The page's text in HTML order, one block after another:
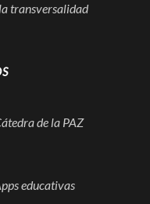
transversalidad
de la PAZ
educativas